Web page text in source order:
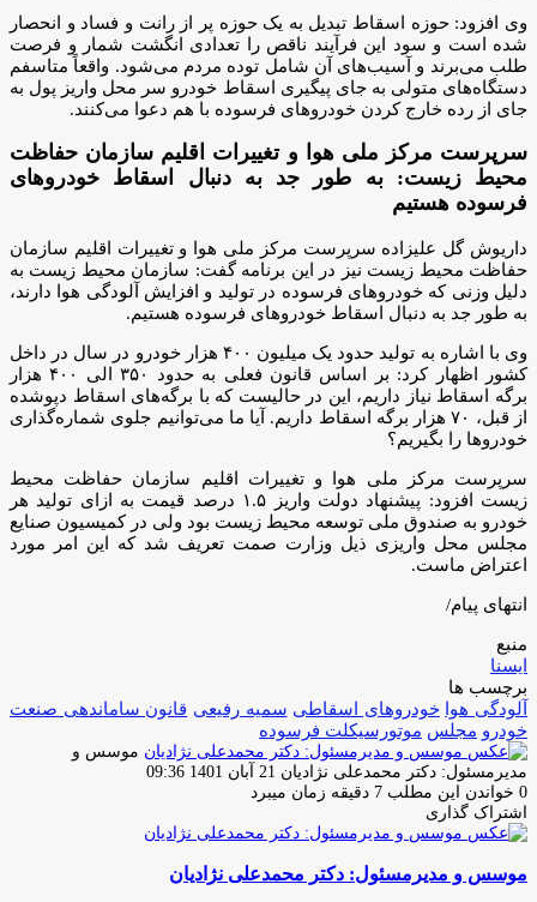
وی افزود: حوزه اسقاط تبدیل به یک حوزه پر از رانت و فساد و انحصار
شده است و سود این فرآیند ناقص را تعدادی انگشت شمار و فرصت
طلب می‌برند و آسیب‌های آن شامل توده مردم می‌شود. واقعاً متاسفم
دستگاه‌های متولی به جای پیگیری اسقاط خودرو سر محل واریز پول به
جای از رده خارج کردن خودروهای فرسوده با هم دعوا می‌کنند.
سرپرست مرکز ملی هوا و تغییرات اقلیم سازمان حفاظت
محیط زیست: به طور جد به دنبال اسقاط خودروهای
فرسوده هستیم
داریوش گل علیزاده سرپرست مرکز ملی هوا و تغییرات اقلیم سازمان
حفاظت محیط زیست نیز در این برنامه گفت: سازمان محیط زیست به
دلیل وزنی که خودروهای فرسوده در تولید و افزایش آلودگی هوا دارند،
به طور جد به دنبال اسقاط خودروهای فرسوده هستیم.
وی با اشاره به تولید حدود یک میلیون ۴۰۰ هزار خودرو در سال در داخل
کشور اظهار کرد: بر اساس قانون فعلی به حدود ۳۵۰ الی ۴۰۰ هزار
برگه اسقاط نیاز داریم، این در حالیست که با برگه‌های اسقاط دپوشده
از قبل، ۷۰ هزار برگه اسقاط داریم. آیا ما می‌توانیم جلوی شماره‌گذاری
خودروها را بگیریم؟
سرپرست مرکز ملی هوا و تغییرات اقلیم سازمان حفاظت محیط
زیست افزود: پیشنهاد دولت واریز ۱.۵ درصد قیمت به ازای تولید هر
خودرو به صندوق ملی توسعه محیط زیست بود ولی در کمیسیون صنایع
مجلس محل واریزی ذیل وزارت صمت تعریف شد که این امر مورد
اعتراض ماست.
انتهای پیام/
منبع
ایسنا
برچسب ها
آلودگی هوا خودروهای اسقاطی سمیه رفیعی قانون ساماندهی صنعت
خودرو مجلس موتورسیکلت فرسوده
موسس و
مدیرمسئول: دکتر محمدعلی نژادیان ارسال
ایمیل
21 آبان 1401 09:36
0 خواندن این مطلب 7 دقیقه زمان میبرد
اشتراک گذاری
فیس
توئیتر
لینکدین
واتس
تلگرام
اشتراک
از
چاپ
موسس و مدیرمسئول: دکتر محمدعلی نژادیان